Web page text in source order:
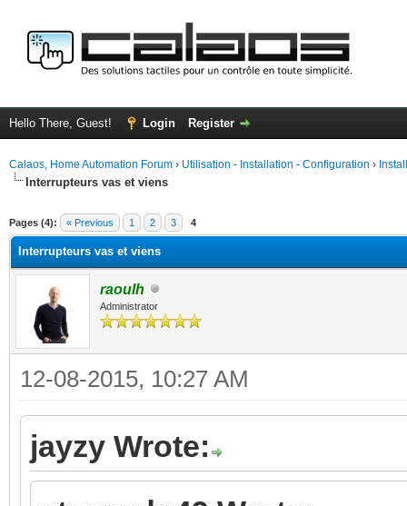
Hello There, Guest! Login Register
Calaos, Home Automation Forum › Utilisation - Installation - Configuration ›
Interrupteurs vas et viens
Pages (4): « Previous 1 2 3 4
Interrupteurs vas et viens
raoulh
Administrator
12-08-2015, 10:27 AM
jayzy Wrote: